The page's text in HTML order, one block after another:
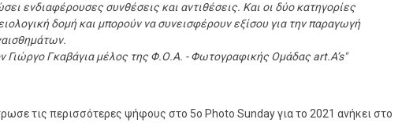
ενδιαφέρουσες συνθέσεις και αντιθέσεις. Και οι δύο κατηγορίες
δομή και μπορούν να συνεισφέρουν εξίσου για την παραγωγή
Γιώργο Γκαβάγια μέλος της Φ.Ο.Α. - Φωτογραφικής Ομάδας art.A’s"
τις περισσότερες ψήφους στο 5ο Photo Sunday για το 2021 ανήκει στo